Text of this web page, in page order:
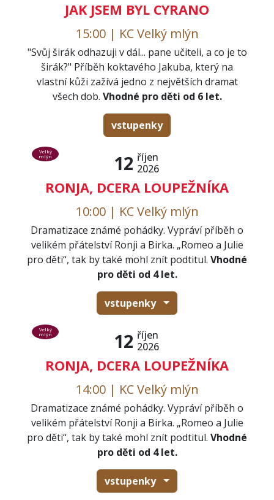
JAK JSEM BYL CYRANO
15:00 | KC Velký mlýn
"Svůj širák odhazuji v dál... pane učiteli, a co je to
širák?" Příběh koktavého Jakuba, který na
vlastní kůži zažívá jedno z největších dramat
všech dob. Vhodné pro děti od 6 let.
vstupenky
12 říjen
2026
RONJA, DCERA LOUPEŽNÍKA
Velký
mlýn
10:00 | KC Velký mlýn
Dramatizace známé pohádky. Vypráví příběh o
velikém přátelství Ronji a Birka. „Romeo a Julie
pro děti“, tak by také mohl znít podtitul. Vhodné
pro děti od 4 let.
vstupenky
12 říjen
2026
RONJA, DCERA LOUPEŽNÍKA
Velký
mlýn
14:00 | KC Velký mlýn
Dramatizace známé pohádky. Vypráví příběh o
velikém přátelství Ronji a Birka. „Romeo a Julie
pro děti“, tak by také mohl znít podtitul. Vhodné
pro děti od 4 let.
vstupenky